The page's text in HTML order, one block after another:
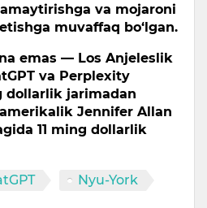
va mojaroni
muvaffaq bo‘lgan.
emas — Los Anjeleslik
va Perplexity
dollarlik jarimadan
Jennifer Allan
11 ming dollarlik
Nyu-York